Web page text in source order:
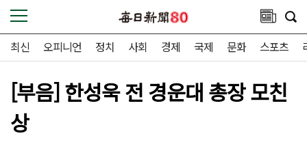
최신 오피니언 정치 사회 경제 국제 문화 스포츠
[부음] 한성욱 전 경운대 총장 모친
상